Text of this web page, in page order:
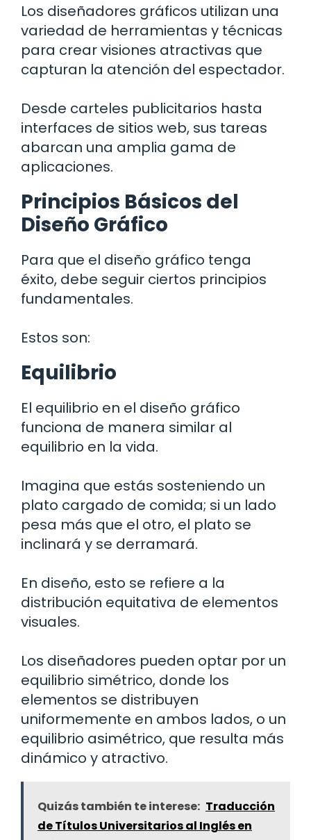
Los diseñadores gráficos utilizan una
variedad de herramientas y técnicas
para crear visiones atractivas que
capturan la atención del espectador.
Desde carteles publicitarios hasta
interfaces de sitios web, sus tareas
abarcan una amplia gama de
aplicaciones.
Principios Básicos del
Diseño Gráfico
Para que el diseño gráfico tenga
éxito, debe seguir ciertos principios
fundamentales.
Estos son:
Equilibrio
El equilibrio en el diseño gráfico
funciona de manera similar al
equilibrio en la vida.
Imagina que estás sosteniendo un
plato cargado de comida; si un lado
pesa más que el otro, el plato se
inclinará y se derramará.
En diseño, esto se refiere a la
distribución equitativa de elementos
visuales.
Los diseñadores pueden optar por un
equilibrio simétrico, donde los
elementos se distribuyen
uniformemente en ambos lados, o un
equilibrio asimétrico, que resulta más
dinámico y atractivo.
Quizás también te interese: Traducción
de Títulos Universitarios al Inglés en